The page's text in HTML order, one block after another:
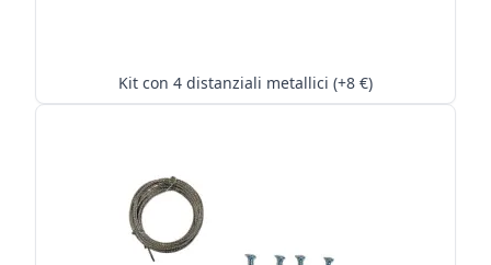
Kit con 4 distanziali metallici (+8 €)